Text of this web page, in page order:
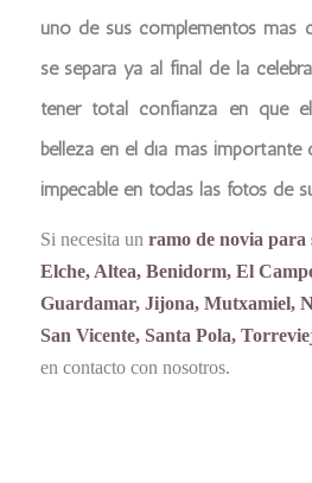
uno de sus complementos más
se separa ya al final de la
tener total confianza en que
belleza en el día más
impecable en todas las fotos de
Si necesita un ramo de novia para
Elche, Altea, Benidorm, El
Guardamar, Jijona, Mutxamiel,
San Vicente, Santa Pola,
en contacto con nosotros.